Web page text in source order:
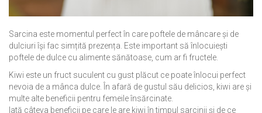
Sarcina este momentul perfect în care poftele de mâncare și de
dulciuri își fac simțită prezența. Este important să înlocuiești
poftele de dulce cu alimente sănătoase, cum ar fi fructele.
Kiwi este un fruct suculent cu gust plăcut ce poate înlocui perfect
nevoia de a mânca dulce. În afară de gustul său delicios, kiwi are și
multe alte beneficii pentru femeile însărcinate.
Iată câteva beneficii pe care le are kiwi în timpul sarcinii și de ce